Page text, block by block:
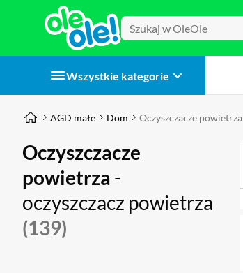
Wszystkie kategorie
AGD małe Dom Oczyszczacze powietrza
Oczyszczacze
powietrza -
oczyszczacz powietrza
(139)